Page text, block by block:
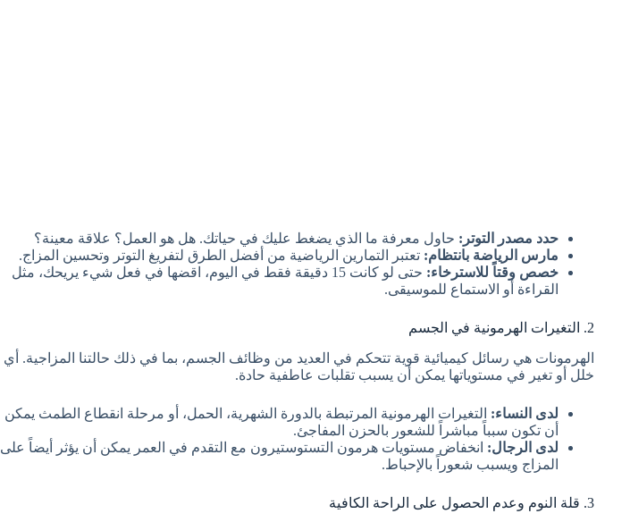
حدد مصدر التوتر: حاول معرفة ما الذي يضغط عليك في حياتك. هل هو العمل؟ علاقة معينة؟
مارس الرياضة بانتظام: تعتبر التمارين الرياضية من أفضل الطرق لتفريغ التوتر وتحسين المزاج.
خصص وقتاً للاسترخاء:
حتى لو كانت 15 دقيقة فقط في اليوم، اقضها في فعل شيء يريحك، مثل
القراءة أو الاستماع للموسيقى.
2. التغيرات الهرمونية في الجسم
الهرمونات هي رسائل كيميائية قوية تتحكم في العديد من وظائف الجسم، بما في ذلك حالتنا المزاجية. أي
خلل أو تغير في مستوياتها يمكن أن يسبب تقلبات عاطفية حادة.
لدى النساء: التغيرات الهرمونية المرتبطة بالدورة الشهرية، الحمل، أو مرحلة انقطاع الطمث يمكن
أن تكون سبباً مباشراً للشعور بالحزن المفاجئ.
لدى الرجال: انخفاض مستويات هرمون التستوستيرون مع التقدم في العمر يمكن أن يؤثر أيضاً على
المزاج ويسبب شعوراً بالإحباط.
3. قلة النوم وعدم الحصول على الراحة الكافية